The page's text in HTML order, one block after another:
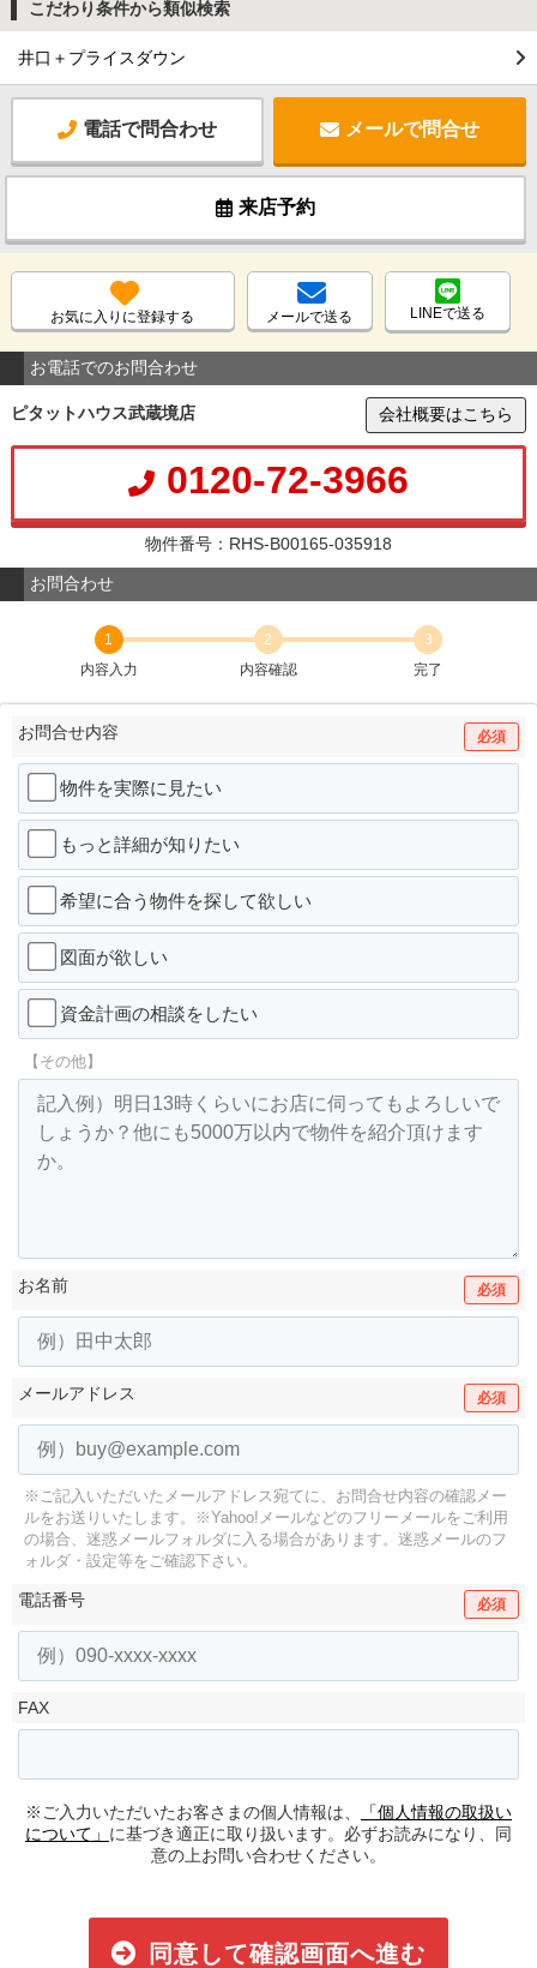
こだわり条件から類似検索
井口＋プライスダウン
電話で問合わせ メールで問合せ
来店予約
お気に入りに登録する メールで送る LINEで送る
お電話でのお問合わせ
ピタットハウス武蔵境店 会社概要はこちら
0120-72-3966
物件番号：RHS-B00165-035918
お問合わせ
1
内容入力
2
内容確認
3
完了
お問合せ内容 必須
物件を実際に見たい
もっと詳細が知りたい
希望に合う物件を探して欲しい
図面が欲しい
資金計画の相談をしたい
【その他】
お名前 必須
メールアドレス 必須
※ご記入いただいたメールアドレス宛てに、お問合せ内容の確認メー
ルをお送りいたします。
※Yahoo!メールなどのフリーメールをご利用
の場合、迷惑メールフォルダに入る場合があります。 迷惑メールのフ
ォルダ・設定等をご確認下さい。
電話番号 必須
FAX
※ご入力いただいたお客さまの個人情報は、
「個人情報の取扱い
について」 に基づき適正に取り扱います。必ずお読みになり、同
意の上お問い合わせください。
同意して確認画面へ進む